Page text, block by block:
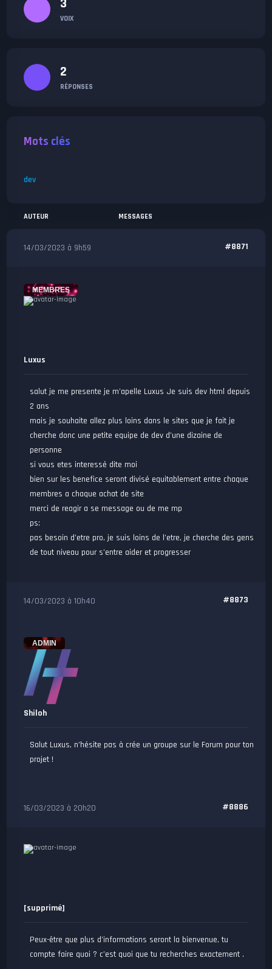
AUTEUR MESSAGES
14/03/2023 à 9h59 #8871
MEMBRES
Luxus
salut je me presente je m’apelle Luxus Je suis dev html depuis
2 ans
mais je souhaite allez plus loins dans le sites que je fait je
cherche donc une petite equipe de dev d’une dizaine de
personne
si vous etes interessé dite moi
bien sur les benefice seront divisé equitablement entre chaque
membres a chaque achat de site
merci de reagir a se message ou de me mp
ps:
pas besoin d’etre pro, je suis loins de l’etre, je cherche des gens
de tout niveau pour s’entre aider et progresser
14/03/2023 à 10h40 #8873
ADMIN
Shiloh
Salut Luxus, n’hésite pas à crée un groupe sur le Forum pour ton
projet !
16/03/2023 à 20h20 #8886
[supprimé]
Peux-être que plus d’informations seront la bienvenue, tu
compte faire quoi ? c’est quoi que tu recherches exactement .
3
VOIX
2
RÉPONSES
Mots clés
dev